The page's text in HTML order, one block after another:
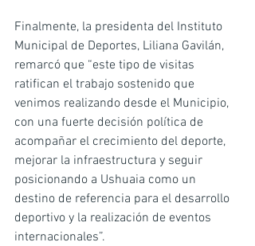
Finalmente, la presidenta del Instituto
Municipal de Deportes, Liliana Gavilán,
remarcó que “este tipo de visitas
ratifican el trabajo sostenido que
venimos realizando desde el Municipio,
con una fuerte decisión política de
acompañar el crecimiento del deporte,
mejorar la infraestructura y seguir
posicionando a Ushuaia como un
destino de referencia para el desarrollo
deportivo y la realización de eventos
internacionales”.